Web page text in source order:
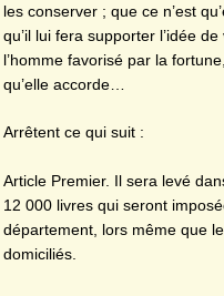
les conserver ; que ce n’est
qu’il lui fera supporter l’idée
l’homme favorisé par la
qu’elle accorde…
Arrêtent ce qui suit :
Article Premier. Il sera levé
12 000 livres qui seront
département, lors même que
domiciliés.